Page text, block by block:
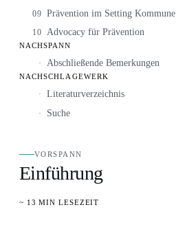
09 Prävention im Setting Kommune
10 Advocacy für Prävention
NACHSPANN
· Abschließende Bemerkungen
NACHSCHLAGEWERK
· Literaturverzeichnis
· Suche
VORSPANN
Einführung
~ 13 MIN LESEZEIT